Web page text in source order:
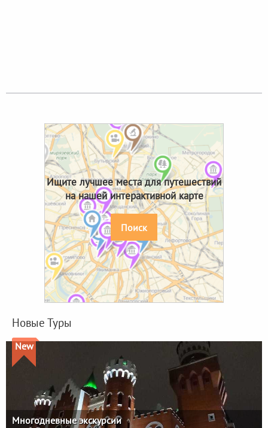
Ищите лучшее места для путешествий
на нашей интерактивной карте
Поиск
Новые Туры
New
Многодневные экскурсии